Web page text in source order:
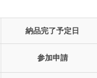
納品完了予定日
参加申請